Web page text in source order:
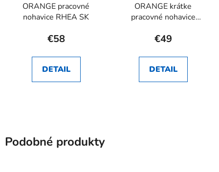
ORANGE pracovné
nohavice RHEA SK
€58
DETAIL
ORANGE krátke
pracovné nohavice
€49
DETAIL
Podobné produkty